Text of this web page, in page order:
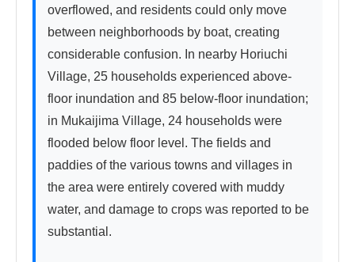
overflowed, and residents could only move
between neighborhoods by boat, creating
considerable confusion. In nearby Horiuchi
Village, 25 households experienced above-
floor inundation and 85 below-floor inundation;
in Mukaijima Village, 24 households were
flooded below floor level. The fields and
paddies of the various towns and villages in
the area were entirely covered with muddy
water, and damage to crops was reported to be
substantial.